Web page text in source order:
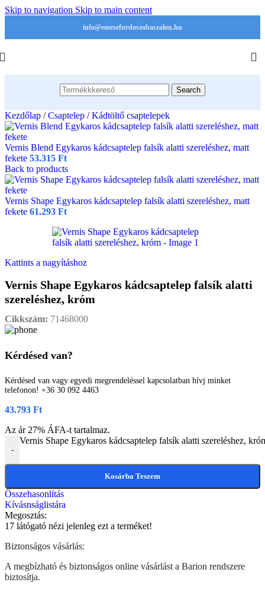
Skip to navigation Skip to main content
info@emesefurdoszobaszalon.hu
Search
Kezdőlap / Csaptelep / Kádtöltő csaptelepek
Vernis Blend Egykaros kádcsaptelep falsík alatti szereléshez, matt
fekete 53.315 Ft
Back to products
Vernis Shape Egykaros kádcsaptelep falsík alatti szereléshez, matt
fekete 61.293 Ft
Kattints a nagyításhoz
Vernis Shape Egykaros kádcsaptelep falsík alatti
szereléshez, króm
Cikkszám: 71468000
Kérdésed van?
Kérdésed van vagy egyedi megrendeléssel kapcsolatban hívj minket
telefonon! +36 30 092 4463
43.793 Ft
Az ár 27% ÁFA-t tartalmaz.
-
Vernis Shape Egykaros kádcsaptelep falsík alatti szereléshez,
Kosárba Teszem
Összehasonlítás
Kívásnságlistára
Megosztás:
17 látógató nézi jelenleg ezt a terméket!
Biztonságos vásárlás:
A megbízható és biztonságos online vásárlást a Barion rendszere
biztosítja.